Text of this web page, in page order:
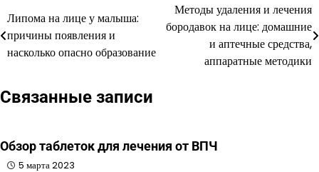
Навигация
по
Липома на лице у малыша:
причины появления и
насколько опасно образование
Методы удаления и лечения
бородавок на лице: домашние
и аптечные средства,
аппаратные методики
Связанные записи
Обзор таблеток для лечения от ВПЧ
5 марта 2023